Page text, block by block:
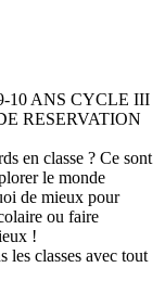
10 ANS CYCLE III
RESERVATION
en classe ? Ce sont
le monde
de mieux pour
ou faire
!
classes avec tout